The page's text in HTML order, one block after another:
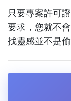
只要專案許可
要求，您就不
找靈感並不是偷